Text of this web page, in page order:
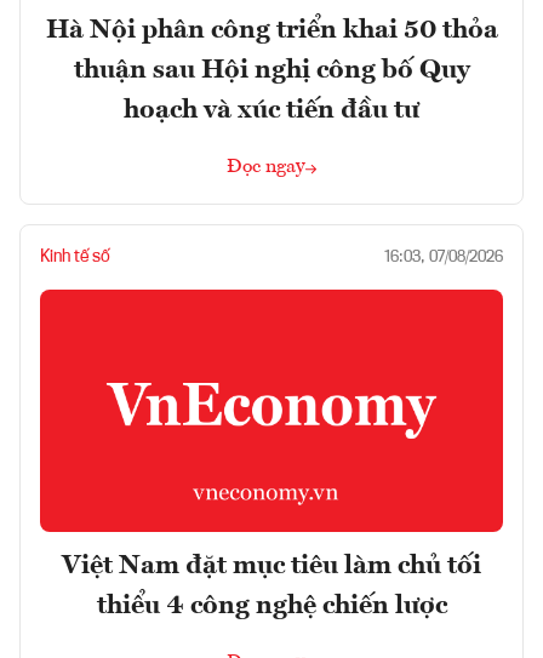
Hà Nội phân công triển khai 50 thỏa
thuận sau Hội nghị công bố Quy
hoạch và xúc tiến đầu tư
Đọc ngay
Kinh tế số 16:03, 07/08/2026
Việt Nam đặt mục tiêu làm chủ tối
thiểu 4 công nghệ chiến lược